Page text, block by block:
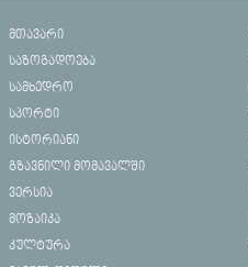
მთავარი
საზოგადოება
სამხედრო
სპორტი
ისტორიანი
გზავნილი მომავალში
ვერსია
მოზაიკა
კულტურა